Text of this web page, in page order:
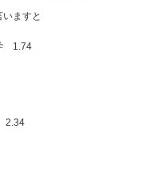
ますと
1.74
2.34